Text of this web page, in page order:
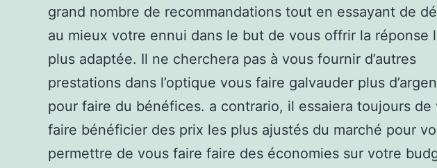
grand nombre de recommandations tout en essayant de
au mieux votre ennui dans le but de vous offrir la réponse
plus adaptée. Il ne cherchera pas à vous fournir d’autres
prestations dans l’optique vous faire galvauder plus
pour faire du bénéfices. a contrario, il essaiera toujours de
faire bénéficier des prix les plus ajustés du marché pour
permettre de vous faire faire des économies sur votre